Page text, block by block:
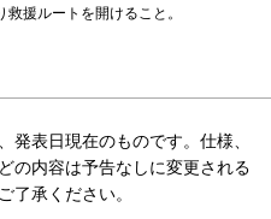
援ルートを開けること。
発表日現在のものです。仕様、
の内容は予告なしに変更される
了承ください。